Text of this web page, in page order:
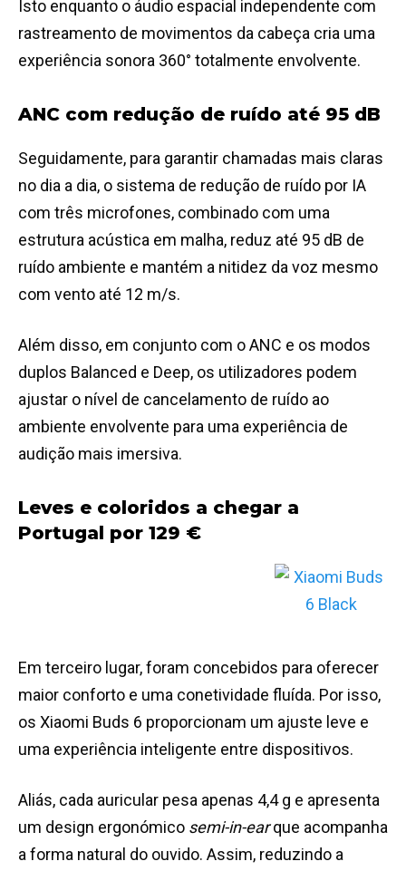
Isto enquanto o áudio espacial independente com
rastreamento de movimentos da cabeça cria uma
experiência sonora 360° totalmente envolvente.
ANC com redução de ruído até 95 dB
Seguidamente, para garantir chamadas mais claras
no dia a dia, o sistema de redução de ruído por IA
com três microfones, combinado com uma
estrutura acústica em malha, reduz até 95 dB de
ruído ambiente e mantém a nitidez da voz mesmo
com vento até 12 m/s.
Além disso, em conjunto com o ANC e os modos
duplos Balanced e Deep, os utilizadores podem
ajustar o nível de cancelamento de ruído ao
ambiente envolvente para uma experiência de
audição mais imersiva.
Leves e coloridos a chegar a
Portugal por 129 €
Em terceiro lugar, foram concebidos para oferecer
maior conforto e uma conetividade fluída. Por isso,
os Xiaomi Buds 6 proporcionam um ajuste leve e
uma experiência inteligente entre dispositivos.
Aliás, cada auricular pesa apenas 4,4 g e apresenta
um design ergonómico semi-in-earque acompanha
a forma natural do ouvido. Assim, reduzindo a